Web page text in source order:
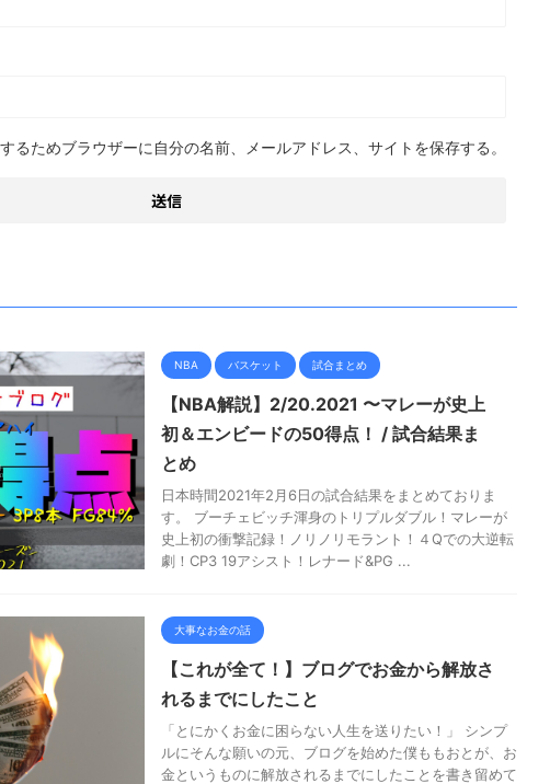
るためブラウザーに自分の名前、メールアドレス、サイトを保存する。
NBA バスケット 試合まとめ
【NBA解説】2/20.2021 〜マレーが史上
初＆エンビードの50得点！ / 試合結果ま
とめ
日本時間2021年2月6日の試合結果をまとめておりま
す。 ブーチェビッチ渾身のトリプルダブル！マレーが
史上初の衝撃記録！ノリノリモラント！４Qでの大逆転
劇！CP3 19アシスト！レナード&PG ...
大事なお金の話
【これが全て！】ブログでお金から解放さ
れるまでにしたこと
「とにかくお金に困らない人生を送りたい！」 シンプ
ルにそんな願いの元、ブログを始めた僕ももおとが、お
金というものに解放されるまでにしたことを書き留めて